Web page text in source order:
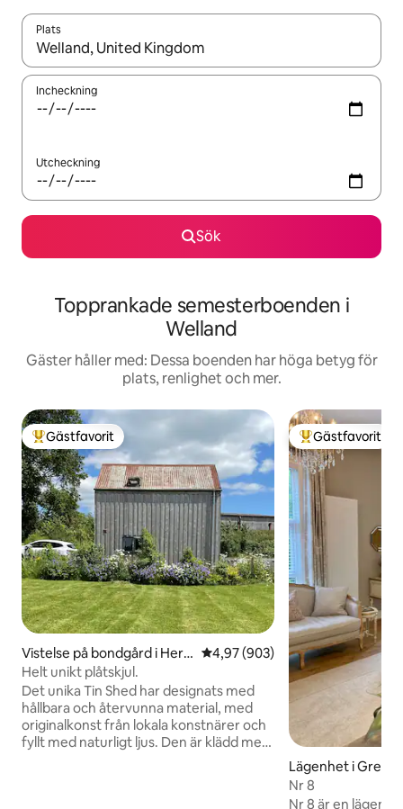
Plats
När resultaten är tillgängliga kan du navigera med upp- och
Incheckning
Utcheckning
Sök
Topprankade semesterboenden i
Welland
Gäster håller med: Dessa boenden har höga betyg för
plats, renlighet och mer.
Populär gästfavorit
Gästfavorit
Vistelse på bondgård i Here
fordshire
4,97 av 5 i genomsnittligt
4,97 (903)
Helt unikt plåtskjul.
Det unika Tin Shed har designats med
hållbara och återvunna material, med
originalkonst från lokala konstnärer och
fyllt med naturligt ljus. Den är klädd med
Populär
Gästfavorit
Lägenhet i Great
Nr 8
Nr 8 är en